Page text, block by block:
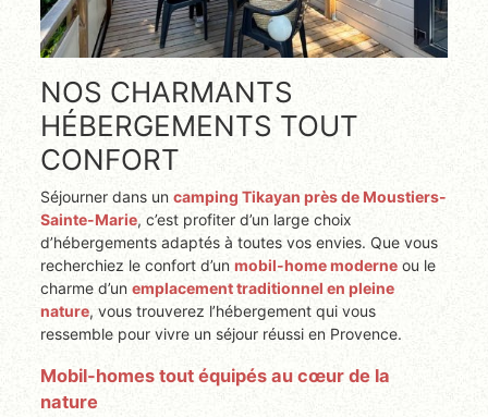
NOS CHARMANTS
HÉBERGEMENTS TOUT
CONFORT
Séjourner dans uncamping Tikayan près de Moustiers-
Sainte-Marie, c’est profiter d’un large choix
d’hébergements adaptés à toutes vos envies. Que vous
recherchiez le confort d’unmobil-home moderne ou le
charme d’unemplacement traditionnel en pleine
nature, vous trouverez l’hébergement qui vous
ressemble pour vivre un séjour réussi en Provence.
Mobil-homes tout équipés au cœur de la
nature